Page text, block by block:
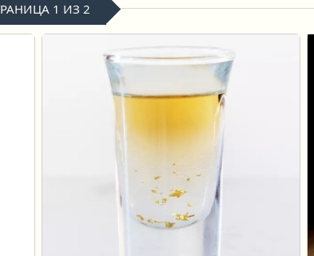
1 ИЗ 2